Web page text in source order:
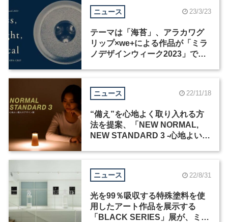
ニュース 23/3/23
テーマは「海苔」、アラカワグ
リップ×we+による作品が「ミラ
ノデザインウィーク2023」で展
ニュース 22/11/18
“備え”を⼼地よく取り⼊れる⽅
法を提案、「NEW NORMAL,
NEW STANDARD 3 -⼼地よい備
ニュース 22/8/31
光を99％吸収する特殊塗料を使
用したアート作品を展示する
「BLACK SERIES」展が、ミラ